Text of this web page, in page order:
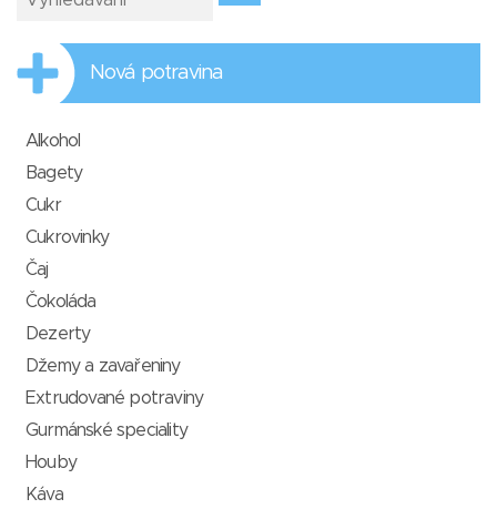
Nová potravina
Alkohol
Bagety
Cukr
Cukrovinky
Čaj
Čokoláda
Dezerty
Džemy a zavařeniny
Extrudované potraviny
Gurmánské speciality
Houby
Káva